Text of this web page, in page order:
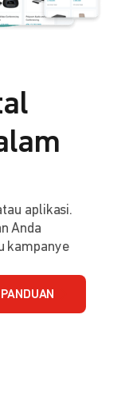
aplikasi.
Anda
kampanye